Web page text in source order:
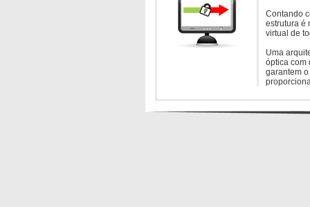
Contando
estrutura é
virtual de
Uma
óptica com
garantem